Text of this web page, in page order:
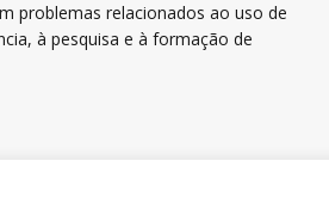
problemas relacionados ao uso de
à pesquisa e à formação de